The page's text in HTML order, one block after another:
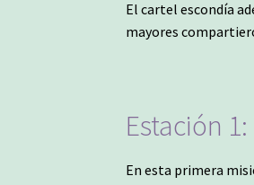
El cartel escondía
mayores
Estación
En esta primera